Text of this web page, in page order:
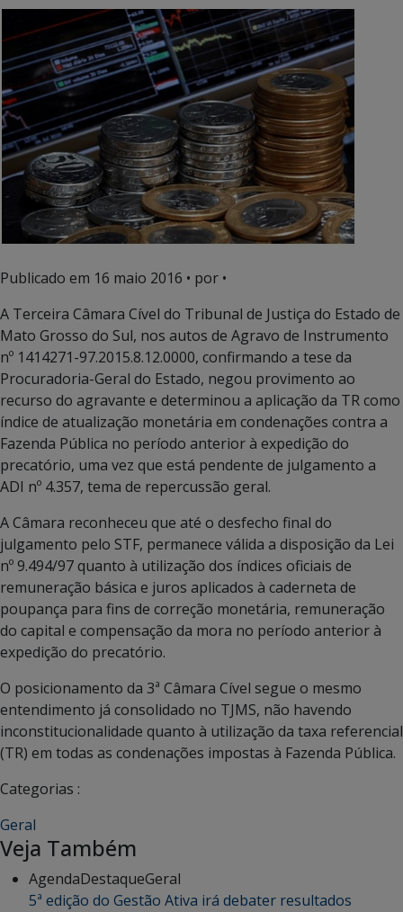
Publicado em 16 maio 2016 • por •
A Terceira Câmara Cível do Tribunal de Justiça do Estado de
Mato Grosso do Sul, nos autos de Agravo de Instrumento
nº 1414271-97.2015.8.12.0000, confirmando a tese da
Procuradoria-Geral do Estado, negou provimento ao
recurso do agravante e determinou a aplicação da TR como
índice de atualização monetária em condenações contra a
Fazenda Pública no período anterior à expedição do
precatório, uma vez que está pendente de julgamento a
ADI nº 4.357, tema de repercussão geral.
A Câmara reconheceu que até o desfecho final do
julgamento pelo STF, permanece válida a disposição da Lei
nº 9.494/97 quanto à utilização dos índices oficiais de
remuneração básica e juros aplicados à caderneta de
poupança para fins de correção monetária, remuneração
do capital e compensação da mora no período anterior à
expedição do precatório.
O posicionamento da 3ª Câmara Cível segue o mesmo
entendimento já consolidado no TJMS, não havendo
inconstitucionalidade quanto à utilização da taxa referencial
(TR) em todas as condenações impostas à Fazenda Pública.
Categorias :
Geral
Veja Também
AgendaDestaqueGeral
5ª edição do Gestão Ativa irá debater resultados